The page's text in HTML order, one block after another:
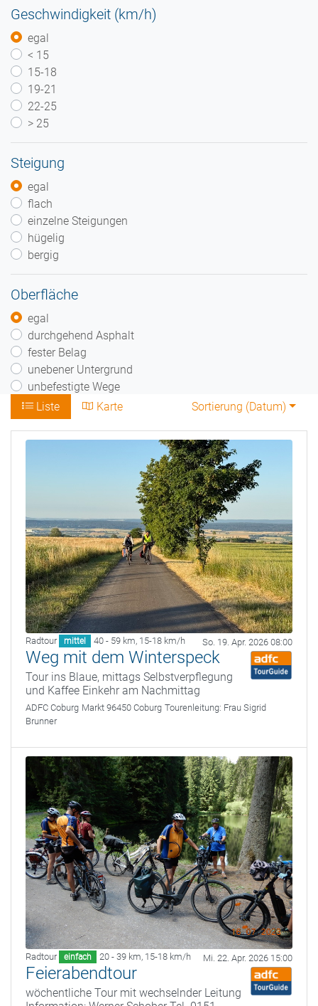
Geschwindigkeit (km/h)
egal
< 15
15-18
19-21
22-25
> 25
Steigung
egal
flach
einzelne Steigungen
hügelig
bergig
Oberfläche
egal
durchgehend Asphalt
fester Belag
unebener Untergrund
unbefestigte Wege
Liste
Karte Sortierung (Datum)
Radtour mittel 40 - 59 km, 15-18 km/h So. 19. Apr. 2026 08:00
Weg mit dem Winterspeck
Tour ins Blaue, mittags Selbstverpflegung
und Kaffee Einkehr am Nachmittag
ADFC Coburg Markt 96450 Coburg Tourenleitung: Frau Sigrid
Brunner
Radtour einfach 20 - 39 km, 15-18 km/h Mi. 22. Apr. 2026 15:00
Feierabendtour
wöchentliche Tour mit wechselnder Leitung